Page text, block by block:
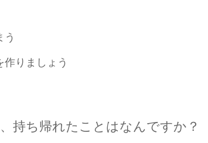
う
りましょう
持ち帰れたことはなんですか？